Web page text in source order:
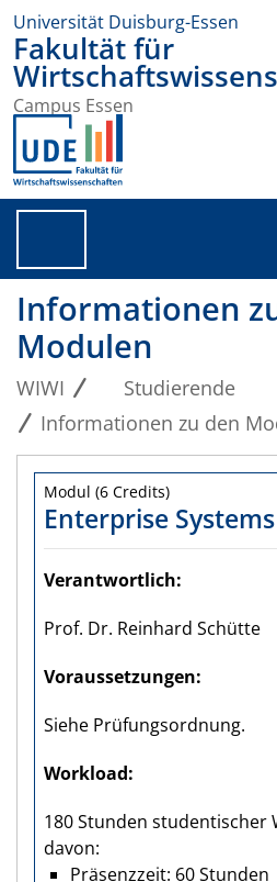
Universität Duisburg-Essen
Fakultät für
Campus Essen
Informationen
Modulen
WIWI
Studierende
Informationen zu den
Modul (6 Credits)
Enterprise Systems
Verantwortlich
Prof. Dr. Reinhard Schütte
Voraus­setzungen
Siehe Prüfungsordnung.
Workload
180 Stunden studentischer
davon:
Präsenzzeit: 60 Stunden